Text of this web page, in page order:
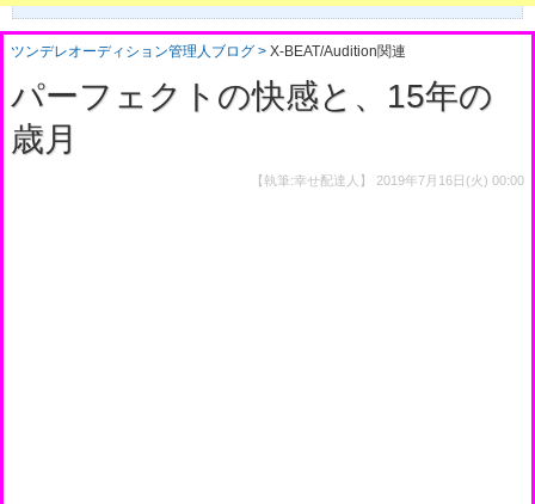
ツンデレオーディション管理人ブログ X-BEAT/Audition関連
パーフェクトの快感と、15年の
歳月
【執筆:幸せ配達人】 2019年7月16日(火) 00:00